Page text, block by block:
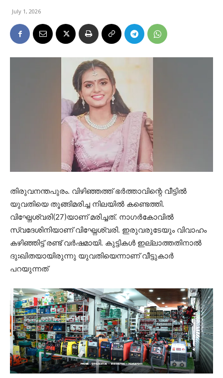
July 1, 2026
തിരുവനന്തപുരം. വിഴിഞ്ഞത്ത് ഭര്‍ത്താവിന്റെ വീട്ടില്‍
യുവതിയെ തൂങ്ങിമരിച്ച നിലയില്‍ കണ്ടെത്തി.
വിഘ്നേശ്വരി(27)യാണ് മരിച്ചത്. നാഗര്‍കോവില്‍
സ്വദേശിനിയാണ് വിഘ്നേശ്വരി. ഇരുവരുടേയും വിവാഹം
കഴിഞ്ഞിട്ട് രണ്ട് വര്‍ഷമായി. കുട്ടികള്‍ ഇല്ലാത്തതിനാല്‍
ദുഃഖിതയായിരുന്നു യുവതിയെന്നാണ് വീട്ടുകാര്‍
പറയുന്നത്